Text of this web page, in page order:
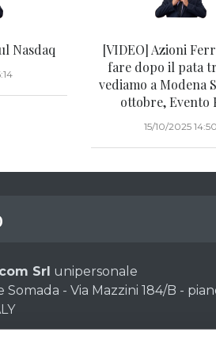
Nasdaq
[VIDEO] Azioni
fare dopo il pata
vediamo a Modena
ottobre, Evento
15/10/2025 14:50
Srl unipersonale
- Via Mazzini 184/B -